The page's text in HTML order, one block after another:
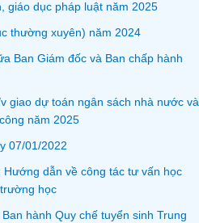
giáo dục pháp luật năm 2025
thường xuyên) năm 2024
Ban Giám đốc và Ban chấp hành
giao dự toán ngân sách nhà nước và
năm 2025
07/01/2022
dẫn về công tác tư vấn học
học
hành Quy chế tuyển sinh Trung